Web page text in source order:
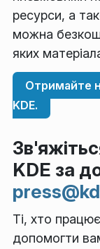
ресурси, а
можна
яких
Отримайте
KDE.
KDE за
Ті, хто
допомогти